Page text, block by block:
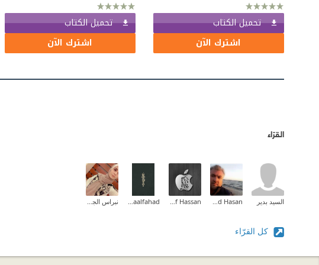
تحميل الكتاب
اشترك الآن
تحميل الكتاب
اشترك الآن
القرّاء
السيد بدير
كل القرّاء